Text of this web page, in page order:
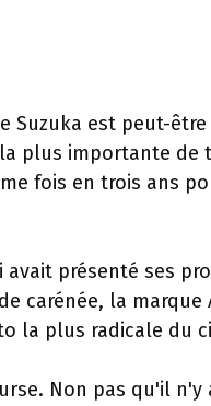
Suzuka est peut-
plus importante de
fois en trois ans
avait présenté ses
carénée, la
la plus radicale du
Non pas qu'il